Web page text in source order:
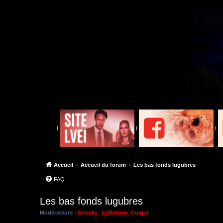
| | |
Accueil Accueil du forum Les bas fonds lugubres
FAQ
Les bas fonds lugubres
Modérateurs : Spooky. LeMartien Guigui